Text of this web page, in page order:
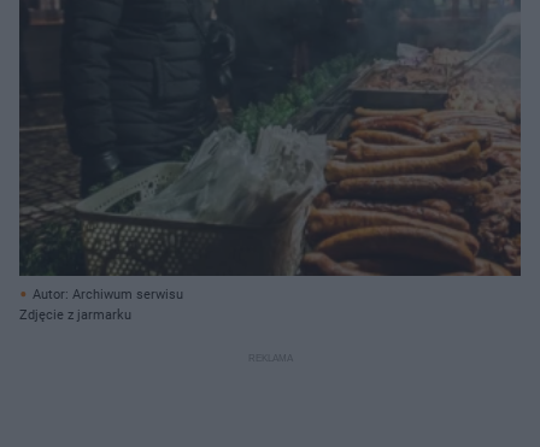
Autor: Archiwum serwisu
Zdjęcie z jarmarku